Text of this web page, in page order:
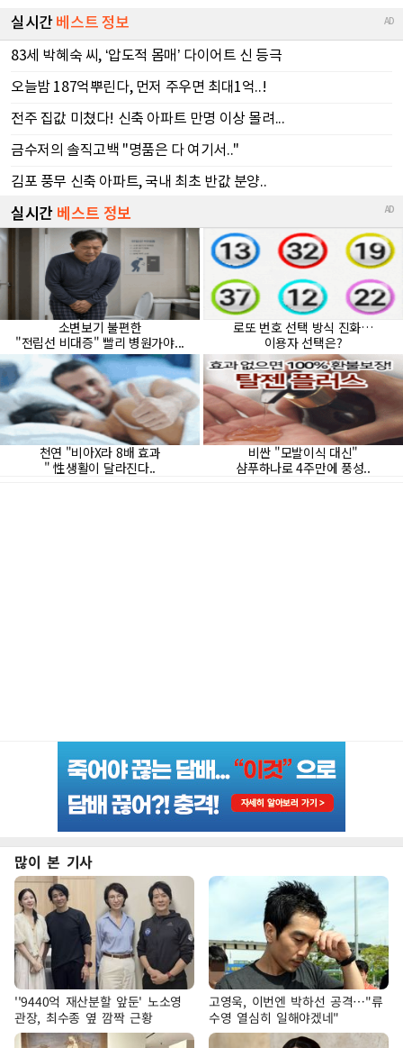
많이 본 기사
''9440억 재산분할 앞둔' 노소영
관장, 최수종 옆 깜짝 근황
고영욱, 이번엔 박하선 공격…"류
수영 열심히 일해야겠네"